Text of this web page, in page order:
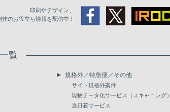
印刷やデザイン、
作のお役立ち情報を配信中！
覧
規格外／特急便／その他
サイト規格外案件
現物データ化サービス（スキャニング）
当日着サービス